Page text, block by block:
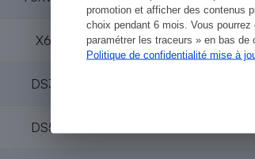
promotion et afficher des contenus
choix pendant 6 mois. Vous
paramétrer les traceurs » en bas de
Politique de confidentialité mise à
X6 76
DS3
DS5